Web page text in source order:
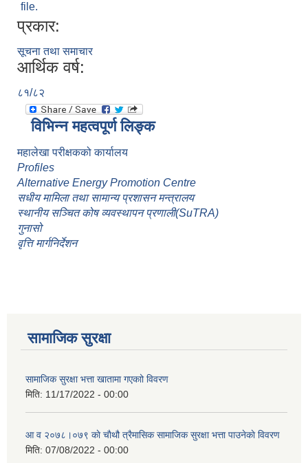
file.
प्रकार:
सूचना तथा समाचार
आर्थिक वर्ष:
८१/८२
विभिन्न महत्वपूर्ण लिङ्क
महालेखा परीक्षकको कार्यालय
Profiles
Alternative Energy Promotion Centre
सधीय मामिला तथा सामान्य प्रशासन मन्त्रालय
स्थानीय सञ्चित कोष व्यवस्थापन प्रणाली(SuTRA)
गुनासो
वृत्ति मार्गनिर्देशन
सामाजिक सुरक्षा
सामाजिक सुरक्षा भत्ता खातामा गएकाो विवरण
मिति: 11/17/2022 - 00:00
आ व २०७८।०७९ काे चाैथौ त्रैमासिक सामाजिक सुरक्षा भत्ता पाउनेकाे विवरण
मिति: 07/08/2022 - 00:00